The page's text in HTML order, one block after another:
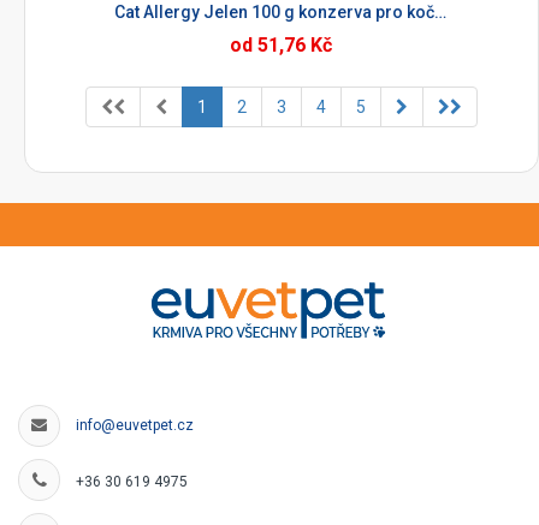
Cat Allergy Jelen 100 g konzerva pro kočky
od 51,76 Kč
1 2 3 4 5
info@euvetpet.cz
+36 30 619 4975